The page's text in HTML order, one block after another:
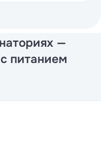
—
питанием